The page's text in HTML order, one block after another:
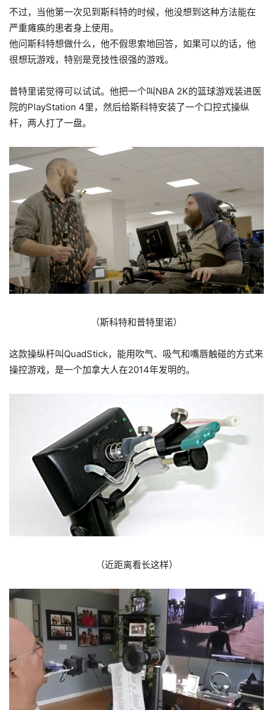
不过，当他第一次见到斯科特的时候，他没想到这种方法能在
严重瘫痪的患者身上使用。
他问斯科特想做什么，他不假思索地回答，如果可以的话，他
很想玩游戏，特别是竞技性很强的游戏。
普特里诺觉得可以试试。他把一个叫NBA 2K的篮球游戏装进医
院的PlayStation 4里，然后给斯科特安装了一个口控式操纵
杆，两人打了一盘。
（斯科特和普特里诺）
这款操纵杆叫QuadStick，能用吹气、吸气和嘴唇触碰的方式来
操控游戏，是一个加拿大人在2014年发明的。
（近距离看长这样）